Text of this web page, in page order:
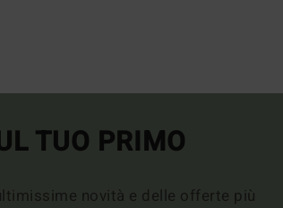
TUO PRIMO
novità e delle offerte più